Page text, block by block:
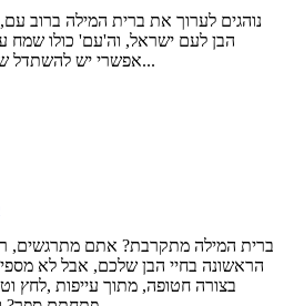
נוהגים לערוך את ברית המילה ברוב
הבן לעם ישראל, וה'עם' כולו שמח
אפשרי יש להשתדל שישתתפו לפחות מניין, כלומר...
ברית המילה מתקרבת? אתם מתרגשים,
הראשונה בחיי הבן שלכם, אבל לא
בצורה חטופה, מתוך עייפות ,לחץ